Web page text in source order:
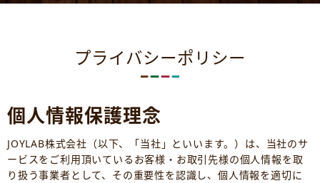
プライバシーポリシー
個人情報保護理念
JOYLAB株式会社（以下、「当社」といいます。）は、当社のサ
ービスをご利用頂いているお客様・お取引先様の個人情報を取
り扱う事業者として、その重要性を認識し、個人情報を適切に